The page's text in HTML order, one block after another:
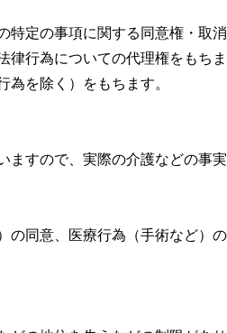
定の事項に関する同意権・取
行為についての代理権をもちま
を除く）をもちます。
すので、実際の介護などの事
の同意、医療行為（手術など）